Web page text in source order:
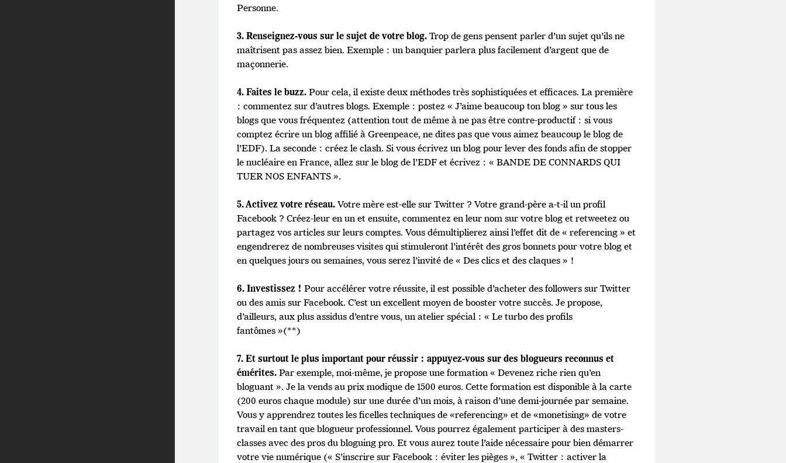
Personne.
3. Renseignez-vous sur le sujet de votre blog. Trop de gens pensent parler d’un sujet qu’ils ne
maîtrisent pas assez bien. Exemple : un banquier parlera plus facilement d’argent que de
maçonnerie.
4. Faites le buzz. Pour cela, il existe deux méthodes très sophistiquées et efficaces. La première
: commentez sur d’autres blogs. Exemple : postez « J’aime beaucoup ton blog » sur tous les
blogs que vous fréquentez (attention tout de même à ne pas être contre-productif : si vous
comptez écrire un blog affilié à Greenpeace, ne dites pas que vous aimez beaucoup le blog de
l’EDF). La seconde : créez le clash. Si vous écrivez un blog pour lever des fonds afin de stopper
le nucléaire en France, allez sur le blog de l’EDF et écrivez : « BANDE DE CONNARDS QUI
TUER NOS ENFANTS ».
5. Activez votre réseau. Votre mère est-elle sur Twitter ? Votre grand-père a-t-il un profil
Facebook ? Créez-leur en un et ensuite, commentez en leur nom sur votre blog et retweetez ou
partagez vos articles sur leurs comptes. Vous démultiplierez ainsi l’effet dit de « referencing » et
engendrerez de nombreuses visites qui stimuleront l’intérêt des gros bonnets pour votre blog et
en quelques jours ou semaines, vous serez l’invité de « Des clics et des claques » !
6. Investissez ! Pour accélérer votre réussite, il est possible d’acheter des followers sur Twitter
ou des amis sur Facebook. C’est un excellent moyen de booster votre succès. Je propose,
d’ailleurs, aux plus assidus d’entre vous, un atelier spécial : « Le turbo des profils
fantômes »(**)
7. Et surtout le plus important pour réussir : appuyez-vous sur des blogueurs reconnus et
émérites. Par exemple, moi-même, je propose une formation « Devenez riche rien qu’en
bloguant ». Je la vends au prix modique de 1500 euros. Cette formation est disponible à la carte
(200 euros chaque module) sur une durée d’un mois, à raison d’une demi-journée par semaine.
Vous y apprendrez toutes les ficelles techniques de «referencing» et de «monetising» de votre
travail en tant que blogueur professionnel. Vous pourrez également participer à des masters-
classes avec des pros du bloguing pro. Et vous aurez toute l’aide nécessaire pour bien démarrer
votre vie numérique (« S’inscrire sur Facebook : éviter les pièges », « Twitter : activer la